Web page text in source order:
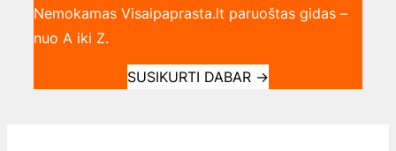
Nemokamas Visaipaprasta.lt paruoštas gidas –
nuo A iki Z.
SUSIKURTI DABAR →